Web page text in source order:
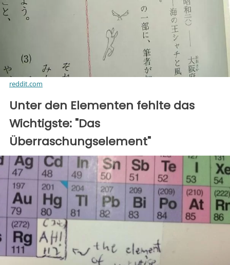
reddit.com
Unter den Elementen fehlte das
Wichtigste: "Das
Überraschungselement"